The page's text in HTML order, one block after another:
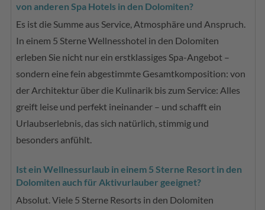
von anderen Spa Hotels in den Dolomiten?
Es ist die Summe aus Service, Atmosphäre und Anspruch.
In einem 5 Sterne Wellnesshotel in den Dolomiten
erleben Sie nicht nur ein erstklassiges Spa-Angebot –
sondern eine fein abgestimmte Gesamtkomposition: von
der Architektur über die Kulinarik bis zum Service: Alles
greift leise und perfekt ineinander – und schafft ein
Urlaubserlebnis, das sich natürlich, stimmig und
besonders anfühlt.
Ist ein Wellnessurlaub in einem 5 Sterne Resort in den
Dolomiten auch für Aktivurlauber geeignet?
Absolut. Viele 5 Sterne Resorts in den Dolomiten